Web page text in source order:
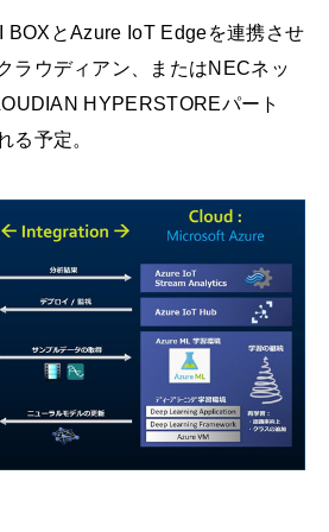
BOXとAzure IoT Edgeを連携させ
ラウディアン、またはNECネッ
HYPERSTOREパート
る予定。